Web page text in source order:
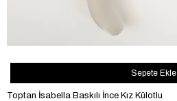
Toptan İsabella Baskılı İnce Kız Külotlu
Sepete Ekle